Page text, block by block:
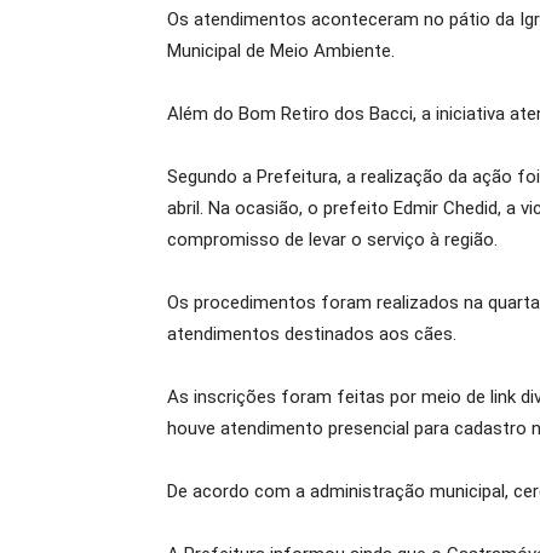
Os atendimentos aconteceram no pátio da
Municipal de Meio Ambiente.
Além do Bom Retiro dos Bacci, a iniciativa
Segundo a Prefeitura, a realização da ação
abril. Na ocasião, o prefeito Edmir Chedid, a
compromisso de levar o serviço à região.
Os procedimentos foram realizados na
atendimentos destinados aos cães.
As inscrições foram feitas por meio de link
houve atendimento presencial para cadastro
De acordo com a administração municipal,